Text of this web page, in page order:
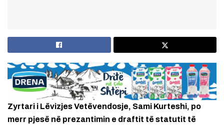
Zyrtari i Lëvizjes Vetëvendosje, Sami Kurteshi, po
merr pjesë në prezantimin e draftit të statutit të